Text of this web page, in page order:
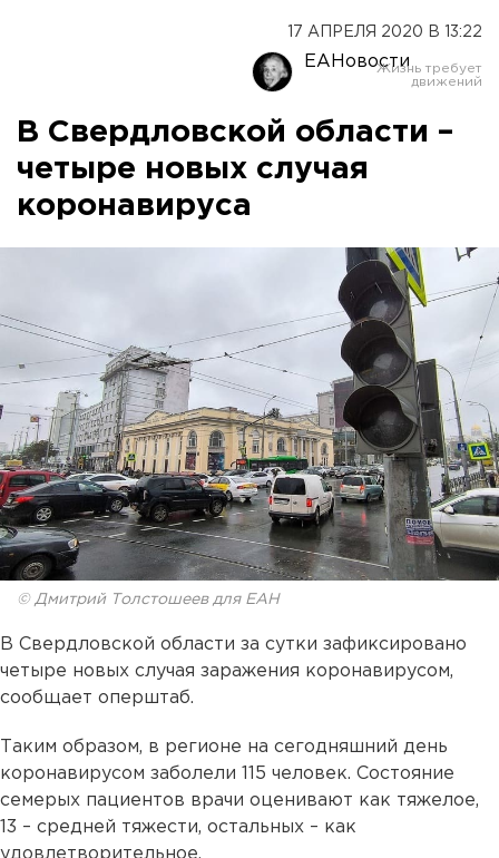
17 АПРЕЛЯ 2020 В 13:22
ЕАНовости
В Свердловской области –
четыре новых случая
коронавируса
© Дмитрий Толстошеев для ЕАН
В Свердловской области за сутки зафиксировано
четыре новых случая заражения коронавирусом,
сообщает оперштаб.
Таким образом, в регионе на сегодняшний день
коронавирусом заболели 115 человек. Состояние
семерых пациентов врачи оценивают как тяжелое,
13 – средней тяжести, остальных – как
удовлетворительное.